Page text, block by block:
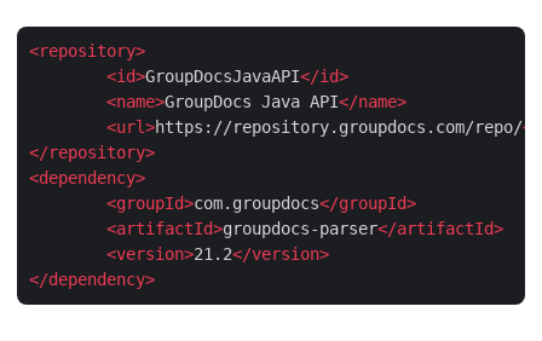
<repository>
<id>GroupDocsJavaAPI</id>
<name>GroupDocs Java API</name>
<url>https://repository.groupdocs.com/repo/</
</repository>
<dependency>
<groupId>com.groupdocs</groupId>
<artifactId>groupdocs-parser</artifactId>
<version>21.2</version>
</dependency>